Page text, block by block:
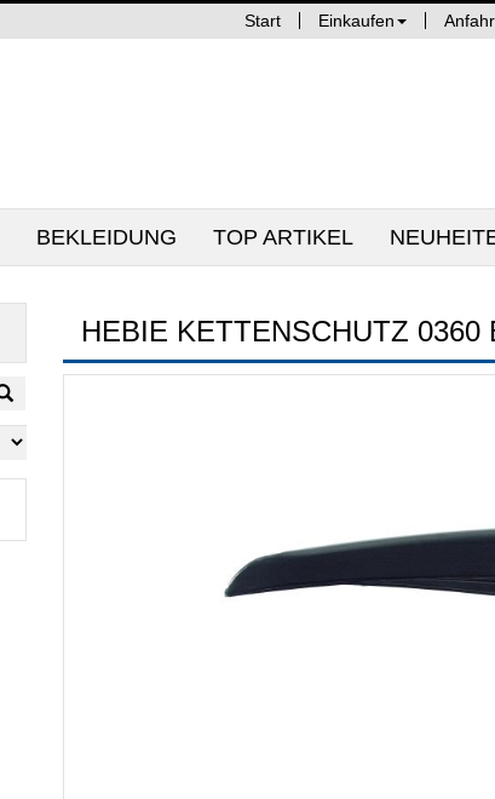
Start Einkaufen
BEKLEIDUNG TOP ARTIKEL
HEBIE KETTENSCHUTZ 0360